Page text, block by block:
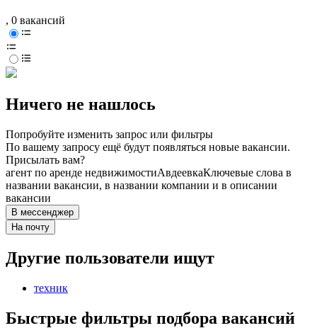
, 0 вакансий
Ничего не нашлось
Попробуйте изменить запрос или фильтры
По вашему запросу ещё будут появляться новые вакансии.
Присылать вам?
агент по аренде недвижимостиАвдеевкаКлючевые слова в
названии вакансии, в названии компании и в описании
вакансии
В мессенджер
На почту
Другие пользователи ищут
техник
Быстрые фильтры подбора вакансий